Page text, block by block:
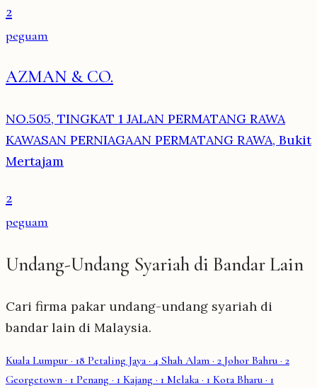
2
peguam
AZMAN & CO.
NO.505, TINGKAT 1 JALAN PERMATANG RAWA
KAWASAN PERNIAGAAN PERMATANG RAWA, Bukit
Mertajam
2
peguam
Undang-Undang Syariah di Bandar Lain
Cari firma pakar undang-undang syariah di
bandar lain di Malaysia.
Kuala Lumpur · 18 Petaling Jaya· 4 Shah Alam · 2 Johor Bahru · 2
Georgetown · 1 Penang · 1 Kajang · 1 Melaka· 1 Kota Bharu · 1